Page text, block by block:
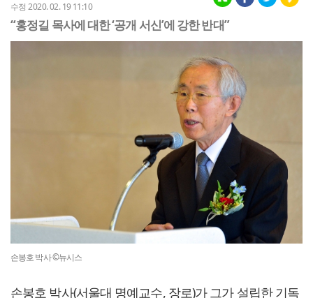
수정 2020. 02. 19 11:10
“홍정길 목사에 대한 ‘공개 서신’에 강한 반대”
손봉호 박사 ©뉴시스
손봉호 박사(서울대 명예교수, 장로)가 그가 설립한 기독